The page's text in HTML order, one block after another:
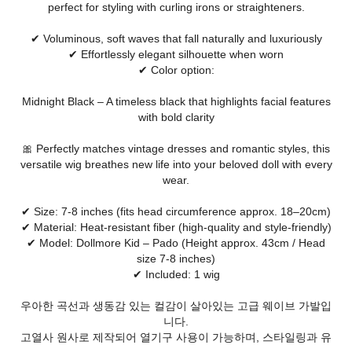
perfect for styling with curling irons or straighteners.
✔ Voluminous, soft waves that fall naturally and luxuriously
✔ Effortlessly elegant silhouette when worn
✔ Color option:
Midnight Black – A timeless black that highlights facial features
with bold clarity
🎀 Perfectly matches vintage dresses and romantic styles, this
versatile wig breathes new life into your beloved doll with every
wear.
✔ Size: 7-8 inches (fits head circumference approx. 18–20cm)
✔ Material: Heat-resistant fiber (high-quality and style-friendly)
✔ Model: Dollmore Kid – Pado (Height approx. 43cm / Head
size 7-8 inches)
✔ Included: 1 wig
우아한 곡선과 생동감 있는 컬감이 살아있는 고급 웨이브 가발입
니다.
고열사 원사로 제작되어 열기구 사용이 가능하며, 스타일링과 유